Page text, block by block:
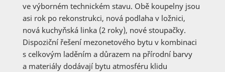
ve výborném technickém stavu. Obě koupelny jsou
asi rok po rekonstrukci, nová podlaha v ložnici,
nová kuchyňská linka (2 roky), nové stoupačky.
Dispoziční řešení mezonetového bytu v kombinaci
s celkovým laděním a důrazem na přírodní barvy
a materiály dodávají bytu atmosféru klidu